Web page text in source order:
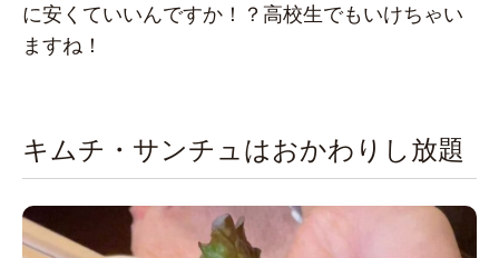
に安くていいんですか！？高校生でもいけちゃい
ますね！
キムチ・サンチュはおかわりし放題